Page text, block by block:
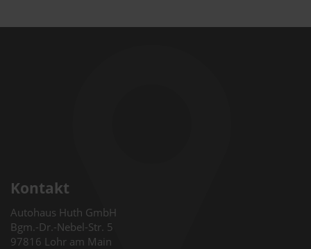
Kontakt
Autohaus Huth GmbH
Bgm.-Dr.-Nebel-Str. 5
97816 Lohr am Main